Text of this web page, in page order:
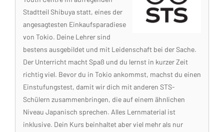
Stadtteil Shibuya statt, eines der
angesagtesten Einkaufsparadiese
von Tokio. Deine Lehrer sind
bestens ausgebildet und mit Leidenschaft bei der Sache.
Der Unterricht macht Spaß und du lernst in kurzer Zeit
richtig viel. Bevor du in Tokio ankommst, machst du einen
Einstufungstest, damit wir dich mit anderen STS-
Schülern zusammenbringen, die auf einem ähnlichen
Niveau Japanisch sprechen. Alles Lernmaterial ist
inklusive. Dein Kurs beinhaltet aber viel mehr als nur